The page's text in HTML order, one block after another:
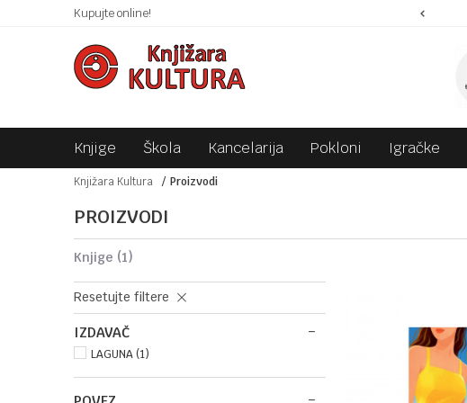
Kupujte online!SIGURNO PLAĆANJE PLATNIM KARTICAMA!
Knjige Škola Kancelarija Pokloni Igračke
Knjižara Kultura Proizvodi
PROIZVODI
knjige (1)
Resetujte filtere
IZDAVAČ
LAGUNA (1)